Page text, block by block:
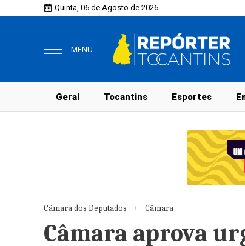
Quinta, 06 de Agosto de 2026
MENU
Geral Tocantins Esportes
Câmara dos Deputados Câmara
Câmara aprova